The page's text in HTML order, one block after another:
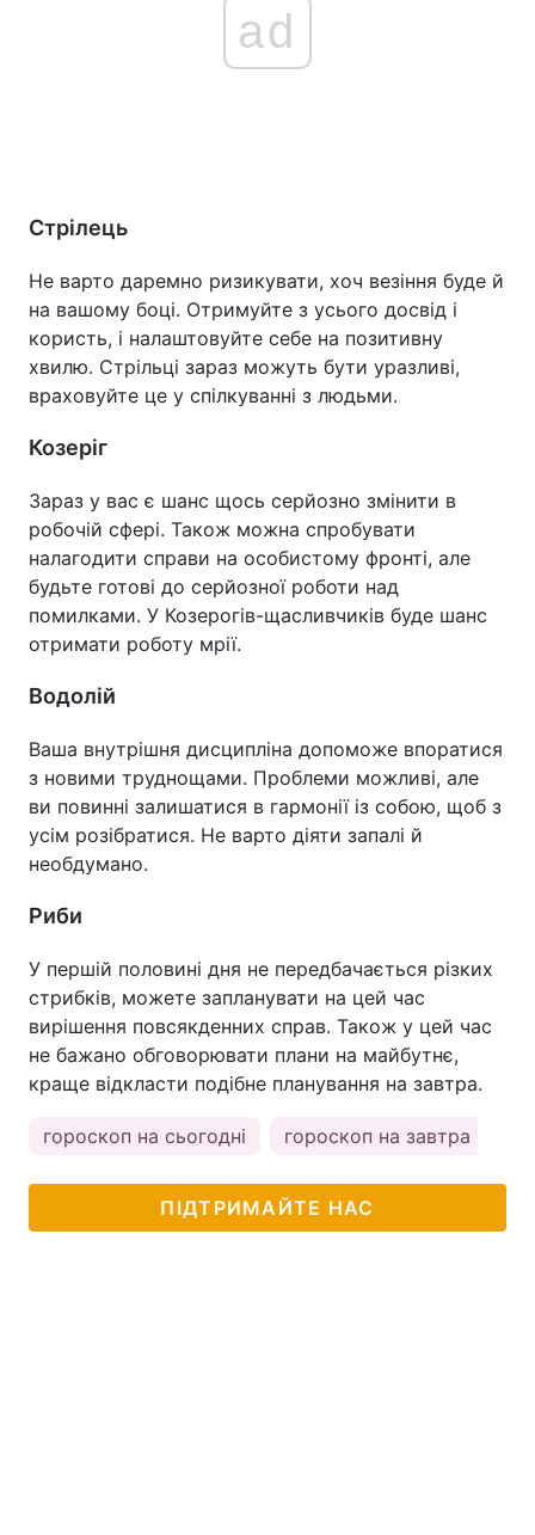
ad
Стрілець
Не варто даремно ризикувати, хоч везіння буде й
на вашому боці. Отримуйте з усього досвід і
користь, і налаштовуйте себе на позитивну
хвилю. Стрільці зараз можуть бути уразливі,
враховуйте це у спілкуванні з людьми.
Козеріг
Зараз у вас є шанс щось серйозно змінити в
робочій сфері. Також можна спробувати
налагодити справи на особистому фронті, але
будьте готові до серйозної роботи над
помилками. У Козерогів-щасливчиків буде шанс
отримати роботу мрії.
Водолій
Ваша внутрішня дисципліна допоможе впоратися
з новими труднощами. Проблеми можливі, але
ви повинні залишатися в гармонії із собою, щоб з
усім розібратися. Не варто діяти запалі й
необдумано.
Риби
У першій половині дня не передбачається різких
стрибків, можете запланувати на цей час
вирішення повсякденних справ. Також у цей час
не бажано обговорювати плани на майбутнє,
краще відкласти подібне планування на завтра.
гороскоп на сьогодні гороскоп на завтра
ПІДТРИМАЙТЕ НАС